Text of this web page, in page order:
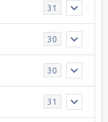
31
30
30
31